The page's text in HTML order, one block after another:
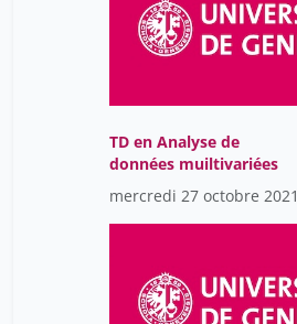
TD en Analyse de
données muiltivariées
mercredi 27 octobre 2021